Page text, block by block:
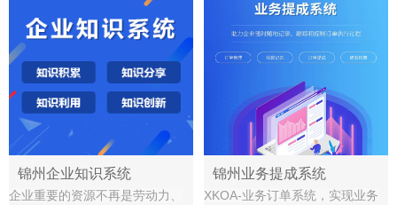
务管理模式。系统集记账、开票
取票、智能核算、资产管理和报
表分析一体化管理，业税融合，
为小微企业财务管理人员提供更
全的财务管理服务，渗透小微企
业管理各流程，多人同时记账，
高效协同，数据共享，打造全新
财务管理模式。
用户根据自身情况灵活设置，以
锦州企业知识系统
企业重要的资源不再是劳动力、
锦州业务提成系统
XKOA-业务订单系统，实现业务